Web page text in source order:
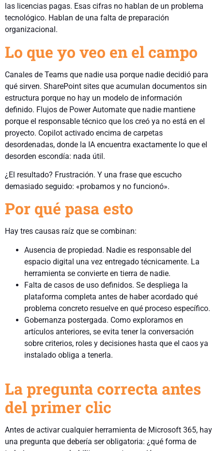
las licencias pagas. Esas cifras no hablan de un problema
tecnológico. Hablan de una falta de preparación
organizacional.
Lo que yo veo en el campo
Canales de Teams que nadie usa porque nadie decidió para
qué sirven. SharePoint sites que acumulan documentos sin
estructura porque no hay un modelo de información
definido. Flujos de Power Automate que nadie mantiene
porque el responsable técnico que los creó ya no está en el
proyecto. Copilot activado encima de carpetas
desordenadas, donde la IA encuentra exactamente lo que el
desorden escondía: nada útil.
¿El resultado? Frustración. Y una frase que escucho
demasiado seguido: «probamos y no funcionó».
Por qué pasa esto
Hay tres causas raíz que se combinan:
Ausencia de propiedad. Nadie es responsable del
espacio digital una vez entregado técnicamente. La
herramienta se convierte en tierra de nadie.
Falta de casos de uso definidos. Se despliega la
plataforma completa antes de haber acordado qué
problema concreto resuelve en qué proceso específico.
Gobernanza postergada. Como exploramos en
artículos anteriores, se evita tener la conversación
sobre criterios, roles y decisiones hasta que el caos ya
instalado obliga a tenerla.
La pregunta correcta antes
del primer clic
Antes de activar cualquier herramienta de Microsoft 365, hay
una pregunta que debería ser obligatoria: ¿qué forma de